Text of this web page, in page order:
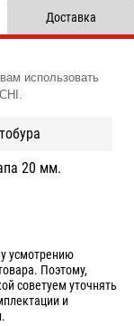
использовать
20 мм.
Доставка
усмотрению
Поэтому,
советуем уточнять
и